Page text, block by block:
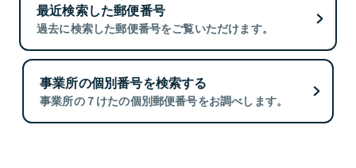
最近検索した郵便番号
過去に検索した郵便番号をご覧いただけます。
事業所の個別番号を検索する
事業所の７けたの個別郵便番号をお調べします。